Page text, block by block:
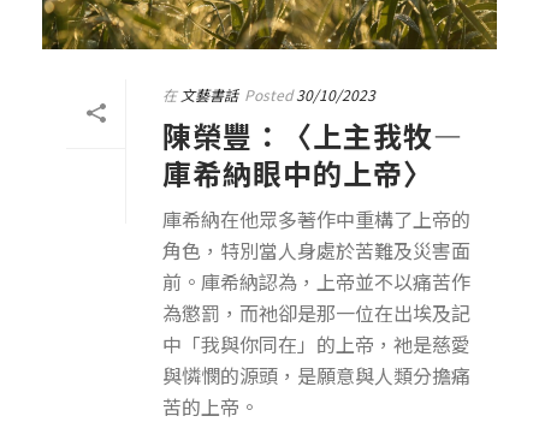
在 文藝書話 Posted 30/10/2023
陳榮豐：〈上主我牧—
庫希納眼中的上帝〉
庫希納在他眾多著作中重構了上帝的
角色，特別當人身處於苦難及災害面
前。庫希納認為，上帝並不以痛苦作
為懲罰，而祂卻是那一位在出埃及記
中「我與你同在」的上帝，祂是慈愛
與憐憫的源頭，是願意與人類分擔痛
苦的上帝。